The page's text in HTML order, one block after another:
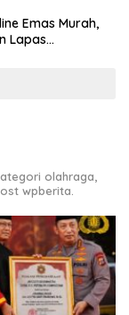
Emas Murah,
Lapas
olahraga,
wpberita.